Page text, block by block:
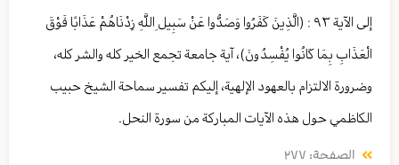
إلى الآية ٩٣ : (الَّذِينَ كَفَرُوا وَصَدُّوا عَنْ سَبِيلِ اللَّهِ زِدْنَاهُمْ عَذَابًا فَوْقَ
الْعَذَابِ بِمَا كَانُوا يُفْسِدُونَ)، آية جامعة تجمع الخير كله والشر كله،
وضرورة الالتزام بالعهود الإلهية، إليكم تفسير سماحة الشيخ حبيب
الكاظمي حول هذه الآيات المباركة من سورة النحل.
الصفحة: ٢٧٧